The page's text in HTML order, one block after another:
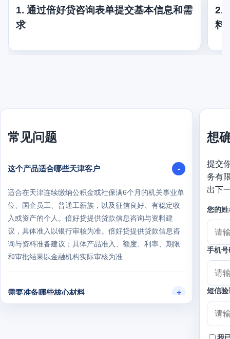
1. 通过倍好贷咨询表单提交基本信息和需
求
2.
料
常见问题
这个产品适合哪些天津客户
适合在天津连续缴纳公积金或社保满6个月的机关事业单
位、国企员工、普通工薪族，以及征信良好、有稳定收
入或资产的个人。倍好贷提供贷款信息咨询与资料建
议，具体准入以银行审核为准。倍好贷提供贷款信息咨
询与资料准备建议；具体产品准入、额度、利率、期限
和审批结果以金融机构实际审核为准
需要准备哪些核心材料
想
提交
务有
出下
您的姓
手机号
短信